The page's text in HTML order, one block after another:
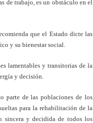
de trabajo, es un obstáculo en el
que el Estado dicte las
y su bienestar social.
lamentables y transitorias de la
y decisión.
parte de las poblaciones de los
para la rehabilitación de la
sincera y decidida de todos los